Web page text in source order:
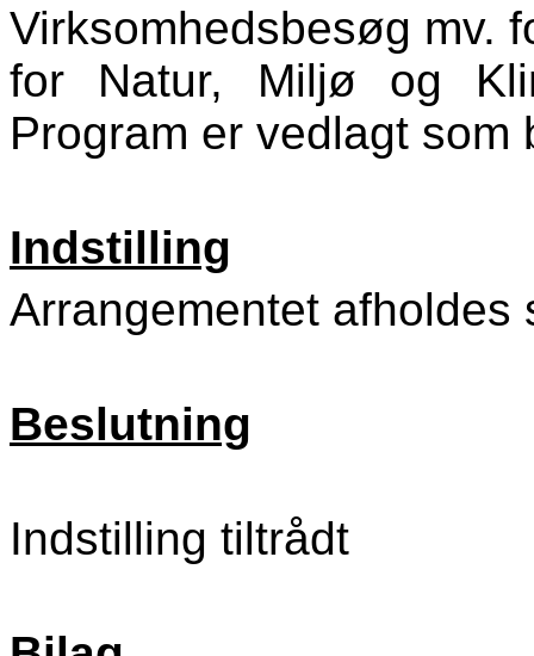
Virksomhedsbesøg mv.
for Natur, Miljø og
Program er vedlagt som
Indstilling
Arrangementet afholdes
Beslutning
Indstilling tiltrådt